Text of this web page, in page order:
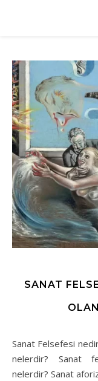
SANAT
Sanat Felsefesi nedir? Filozofların sanat hakkındaki görüşleri
nelerdir? Sanat
nelerdir? Sanat